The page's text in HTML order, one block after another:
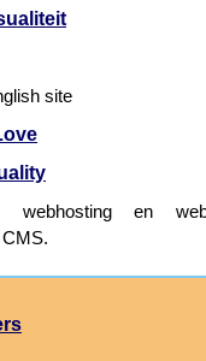
site
webhosting en